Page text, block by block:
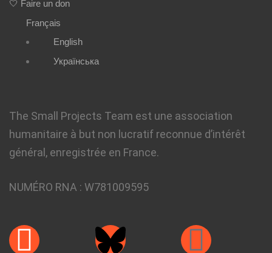
🤍 Faire un don
Français
English
Українська
The Small Projects Team est une association
humanitaire à but non lucratif reconnue d’intérêt
général, enregistrée en France.
NUMÉRO RNA : W781009595